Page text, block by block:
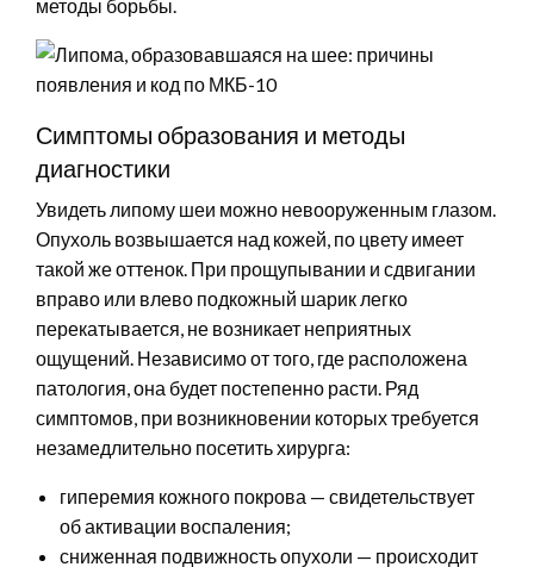
методы борьбы.
Симптомы образования и методы
диагностики
Увидеть липому шеи можно невооруженным глазом.
Опухоль возвышается над кожей, по цвету имеет
такой же оттенок. При прощупывании и сдвигании
вправо или влево подкожный шарик легко
перекатывается, не возникает неприятных
ощущений. Независимо от того, где расположена
патология, она будет постепенно расти. Ряд
симптомов, при возникновении которых требуется
незамедлительно посетить хирурга:
гиперемия кожного покрова — свидетельствует
об активации воспаления;
сниженная подвижность опухоли — происходит